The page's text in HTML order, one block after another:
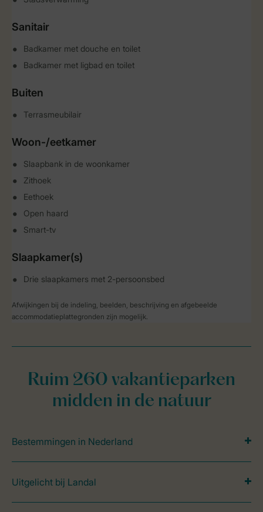
Sanitair
Badkamer met douche en toilet
Badkamer met ligbad en toilet
Buiten
Terrasmeubilair
Woon-/eetkamer
Slaapbank in de woonkamer
Zithoek
Eethoek
Open haard
Smart-tv
Slaapkamer(s)
Drie slaapkamers met 2-persoonsbed
Afwijkingen bij de indeling, beelden, beschrijving en afgebeelde
accommodatieplattegronden zijn mogelijk.
Ruim 260 vakantieparken
midden in de natuur
Bestemmingen in Nederland
Uitgelicht bij Landal